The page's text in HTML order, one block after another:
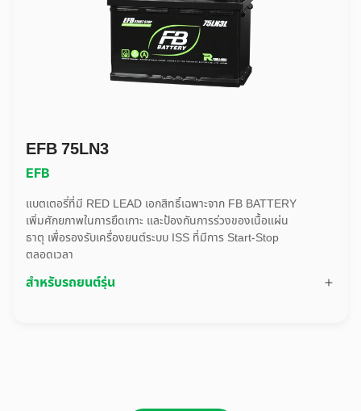
EFB 75LN3
EFB
แบตเตอรี่ที่มี RED LEAD เอกสิทธิ์เฉพาะจาก FB BATTERY
เพิ่มศักยภาพในการยึดเกาะ และป้องกันการร่วงของเนื้อแผ่น
ธาตุ เพื่อรองรับเครื่องยนต์ระบบ ISS ที่มีการ Start-Stop
ตลอดเวลา
สำหรับรถยนต์รุ่น